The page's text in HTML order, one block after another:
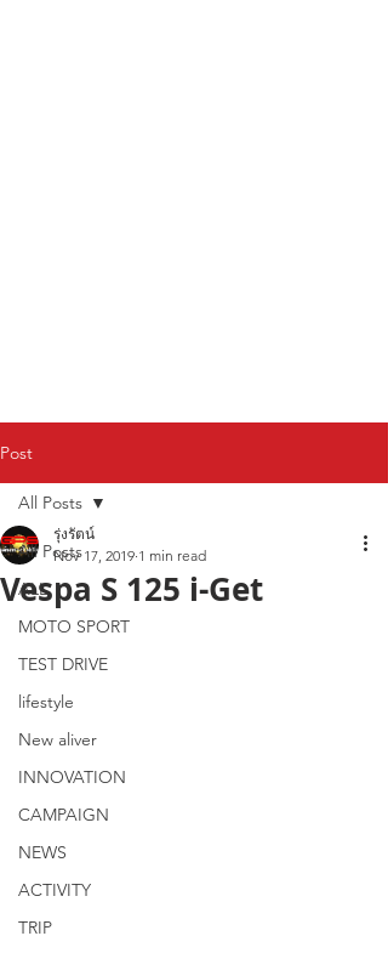
Post
All Posts
ALL
MOTO SPORT
TEST DRIVE
lifestyle
New aliver
INNOVATION
CAMPAIGN
NEWS
ACTIVITY
TRIP
All Posts
Vespa S 125 i-Get
รุ่งรัตน์
Nov 17, 2019 1 min read